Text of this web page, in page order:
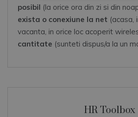
posibil (la orice ora din zi si din
exista o conexiune la net (acasa,
vacanta, in orice loc acoperit
cantitate (sunteti dispus/a la un
HR Toolbox